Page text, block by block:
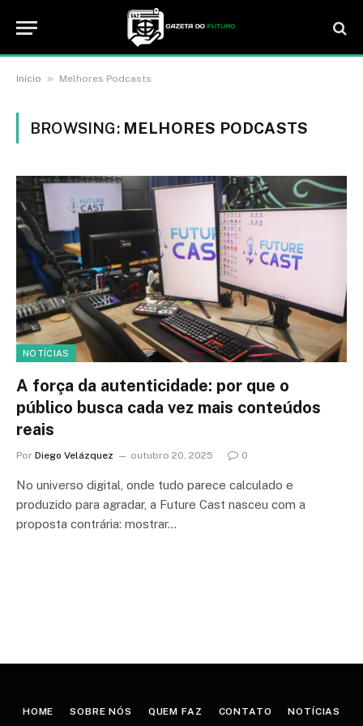
Início » Melhores Podcasts
BROWSING: MELHORES PODCASTS
NOTÍCIAS
A força da autenticidade: por que o
público busca cada vez mais conteúdos
reais
Por Diego Velázquez outubro 20, 2025 0
No universo digital, onde tudo parece calculado e
produzido para agradar, a Future Cast nasceu com a
proposta contrária: mostrar…
HOME SOBRE NÓS QUEM FAZ CONTATO NOTÍCIAS